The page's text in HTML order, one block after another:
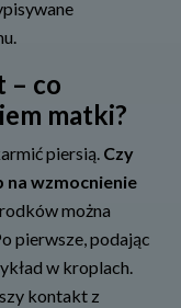
– co
matki?
piersią. Czy
wzmocnienie
można
pierwsze, podając
w kroplach.
kontakt z